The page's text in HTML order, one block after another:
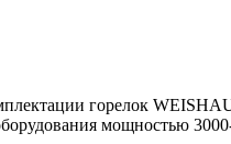
горелок
мощностью